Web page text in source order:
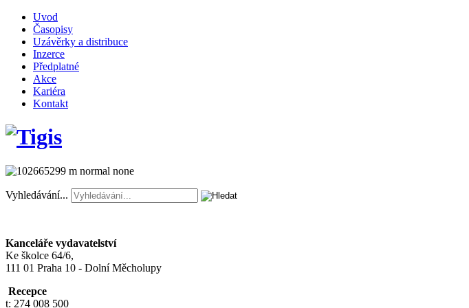
Uvod
Časopisy
Uzávěrky a distribuce
Inzerce
Předplatné
Akce
Kariéra
Kontakt
Vyhledávání...
Kanceláře vydavatelství
Ke školce 64/6,
111 01 Praha 10 - Dolní Měcholupy
Recepce
t: 274 008 500